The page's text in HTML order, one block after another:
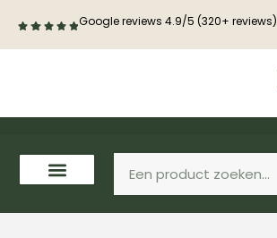
Google reviews 4.9/5 (320+ reviews)